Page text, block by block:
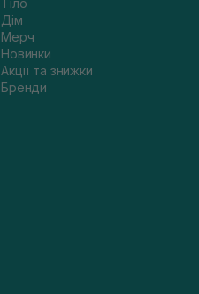
Тіло
Дім
Мерч
Новинки
Акції та знижки
Бренди